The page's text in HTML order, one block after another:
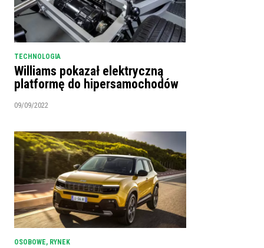
TECHNOLOGIA
Williams pokazał elektryczną
platformę do hipersamochodów
09/09/2022
OSOBOWE, RYNEK